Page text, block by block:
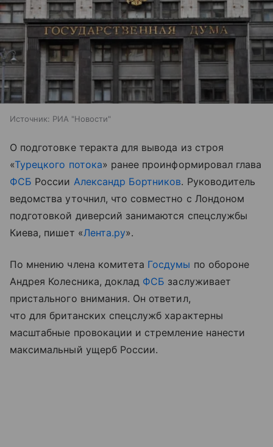
Источник: РИА "Новости"
О подготовке теракта для вывода из строя
«Турецкого потока» ранее проинформировал глава
ФСБ России Александр Бортников. Руководитель
ведомства уточнил, что совместно с Лондоном
подготовкой диверсий занимаются спецслужбы
Киева, пишет «Лента.ру».
По мнению члена комитета Госдумы по обороне
Андрея Колесника, доклад ФСБ заслуживает
пристального внимания. Он ответил,
что для британских спецслужб характерны
масштабные провокации и стремление нанести
максимальный ущерб России.